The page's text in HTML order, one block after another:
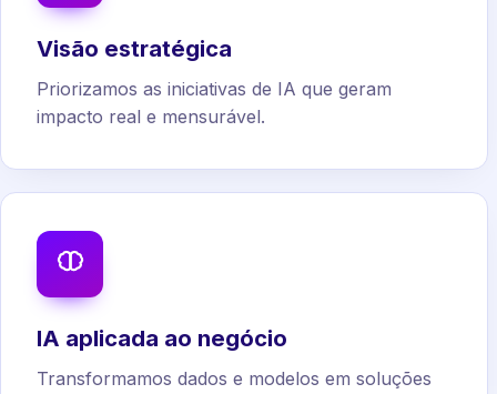
Visão estratégica
Priorizamos as iniciativas de IA que geram
impacto real e mensurável.
IA aplicada ao negócio
Transformamos dados e modelos em soluções